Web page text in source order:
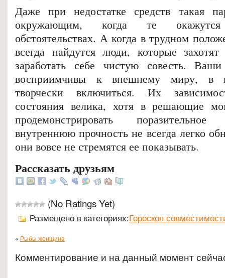
Даже при недостатке средств такая
окружающим, когда те
обстоятельствах. А когда в трудном
всегда найдутся люди, которые
заработать себе чистую совесть.
восприимчивы к внешнему миру, в
творчески включиться. Их
состояния велика, хотя в решающие
продемонстрировать
внутреннюю прочность не всегда легко
они вовсе не стремятся ее показывать.
Рассказать друзьям
(No Ratings Yet)
Размещено в категориях:Гороскоп
« Рыбы женщина
Комментирование и на данный момент